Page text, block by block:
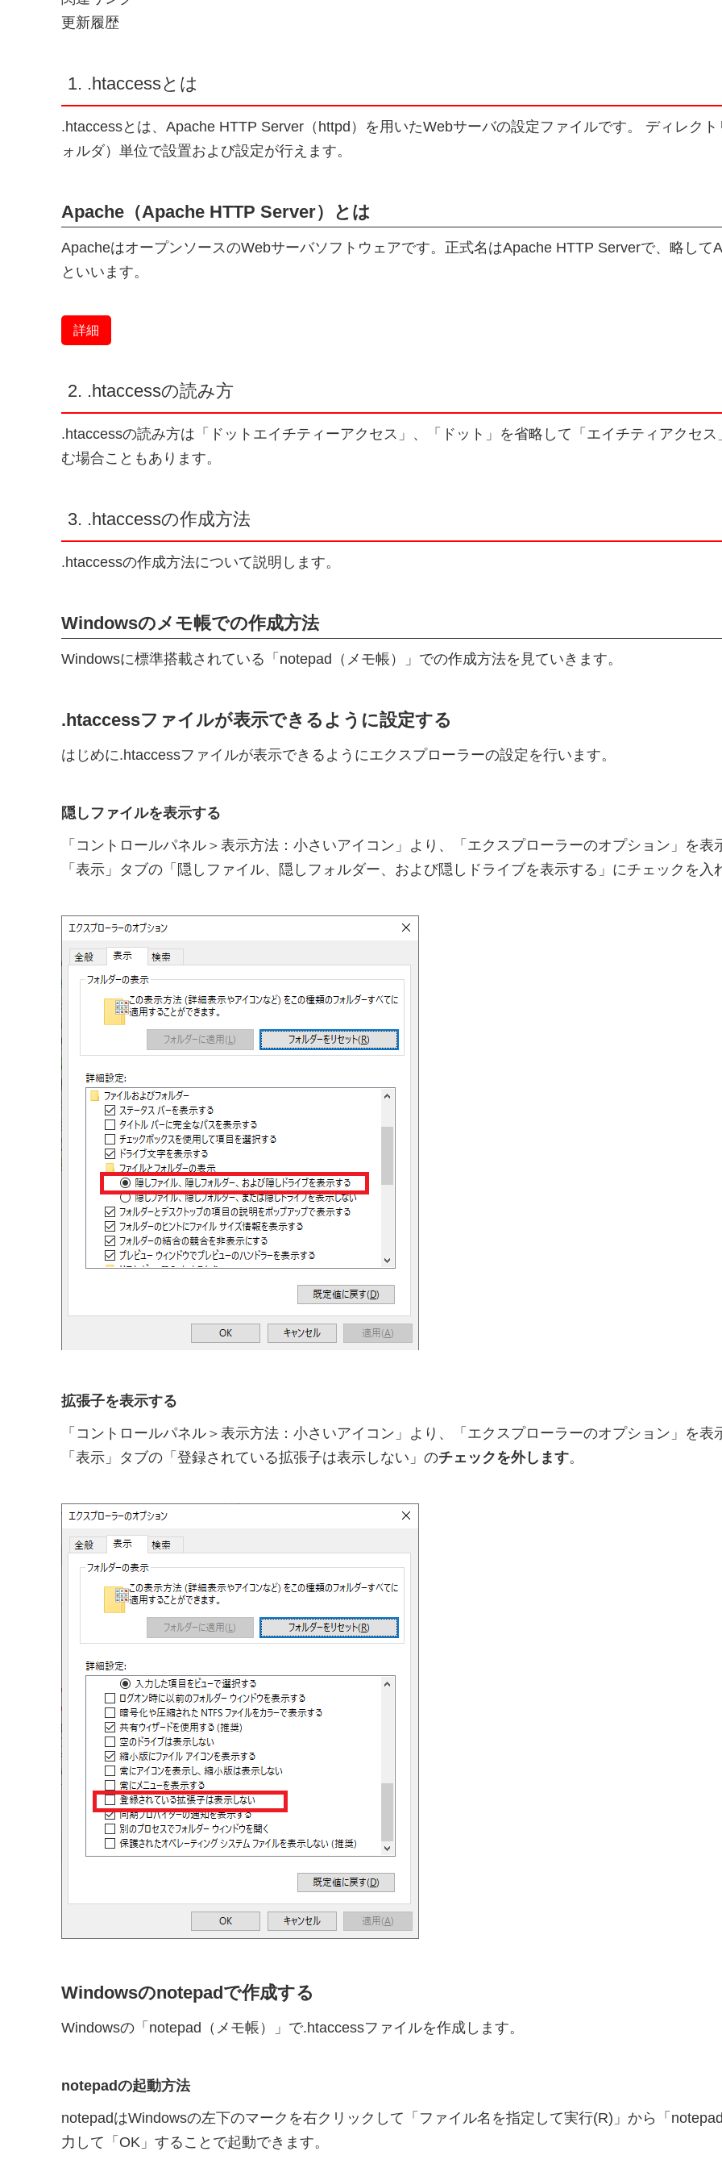
更新履歴
1. .htaccessとは
.htaccessとは、Apache HTTP Server（httpd）を用いたWebサーバの設定ファイルです。 ディレクト
ォルダ）単位で設置および設定が行えます。
Apache（Apache HTTP Server）とは
ApacheはオープンソースのWebサーバソフトウェアです。正式名はApache HTTP Serverで、略して
といいます。
詳細
2. .htaccessの読み方
.htaccessの読み方は「ドットエイチティーアクセス」、「ドット」を省略して「エイチティアクセス
む場合こともあります。
3. .htaccessの作成方法
.htaccessの作成方法について説明します。
Windowsのメモ帳での作成方法
Windowsに標準搭載されている「notepad（メモ帳）」での作成方法を見ていきます。
.htaccessファイルが表示できるように設定する
はじめに.htaccessファイルが表示できるようにエクスプローラーの設定を行います。
隠しファイルを表示する
「コントロールパネル＞表示方法：小さいアイコン」より、「エクスプローラーのオプション」を表
「表示」タブの「隠しファイル、隠しフォルダー、および隠しドライブを表示する」にチェックを入
拡張子を表示する
「コントロールパネル＞表示方法：小さいアイコン」より、「エクスプローラーのオプション」を表
「表示」タブの「登録されている拡張子は表示しない」のチェックを外します。
Windowsのnotepadで作成する
Windowsの「notepad（メモ帳）」で.htaccessファイルを作成します。
notepadの起動方法
notepadはWindowsの左下のマークを右クリックして「ファイル名を指定して実行(R)」から「
力して「OK」することで起動できます。